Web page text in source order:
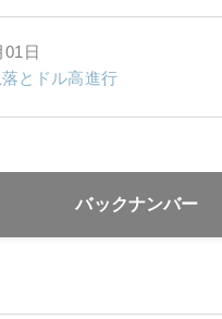
01日
とドル高進行
バックナンバー